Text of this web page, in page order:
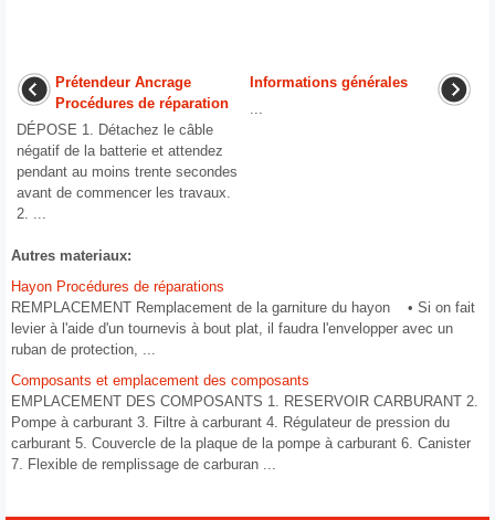
Prétendeur Ancrage
Procédures de réparation
DÉPOSE 1. Détachez le câble
négatif de la batterie et attendez
pendant au moins trente secondes
avant de commencer les travaux.
2. ...
Informations générales
...
Autres materiaux:
Hayon Procédures de réparations
REMPLACEMENT Remplacement de la garniture du hayon • Si on fait
levier à l'aide d'un tournevis à bout plat, il faudra l'envelopper avec un
ruban de protection, ...
Composants et emplacement des composants
EMPLACEMENT DES COMPOSANTS 1. RESERVOIR CARBURANT 2.
Pompe à carburant 3. Filtre à carburant 4. Régulateur de pression du
carburant 5. Couvercle de la plaque de la pompe à carburant 6. Canister
7. Flexible de remplissage de carburan ...